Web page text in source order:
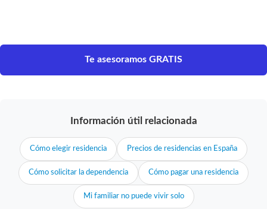
Te asesoramos GRATIS
Información útil relacionada
Cómo elegir residencia Precios de residencias en España
Cómo solicitar la dependencia Cómo pagar una residencia
Mi familiar no puede vivir solo